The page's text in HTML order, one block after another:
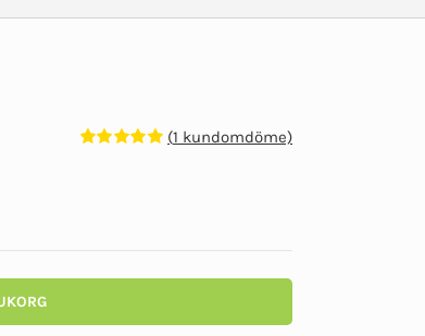
(1 kundomdöme)